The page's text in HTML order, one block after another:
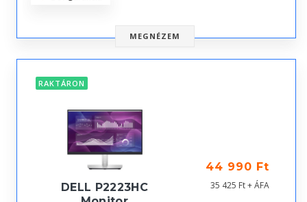
MEGNÉZEM
RAKTÁRON
DELL P2223HC
44 990 Ft
35 425 Ft + ÁFA